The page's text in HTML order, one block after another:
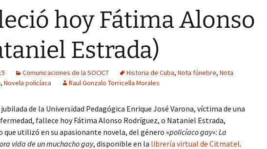
hoy Fátima Alonso
Estrada)
Comunicaciones de la SOCICT Historia de Cuba, Nota fúnebre, Nota
, Novela policíaca Raul Gonzalo Torricella Morales
de la Universidad Pedagógica Enrique José Varona, víctima de una
fallece hoy Fátima Alonso Rodríguez, o Nataniel Estrada,
que utilizó en su apasionante novela, del género «policíaco gay«: La
vida de un muchacho gay, disponible en la librería virtual de Citmatel.